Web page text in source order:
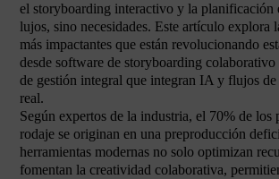
el storyboarding interactivo y la planificación
lujos, sino necesidades. Este artículo explora
más impactantes que están revolucionando
desde software de storyboarding colaborativo
de gestión integral que integran IA y flujos
real.
Según expertos de la industria, el 70% de los
rodaje se originan en una preproducción
herramientas modernas no solo optimizan
fomentan la creatividad colaborativa,